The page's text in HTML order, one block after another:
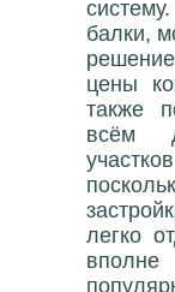
балки,
цены
также
всём
легко